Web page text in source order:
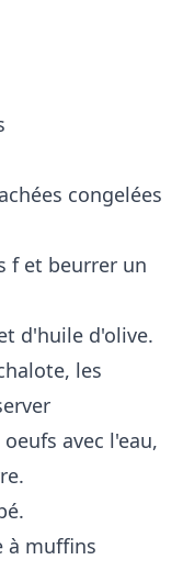
congelées
f et beurrer un
d'huile d'olive.
les
avec l'eau,
à muffins